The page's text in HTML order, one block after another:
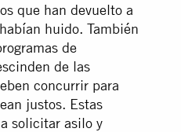
que han devuelto a
huido. También
de
de las
concurrir para
justos. Estas
solicitar asilo y